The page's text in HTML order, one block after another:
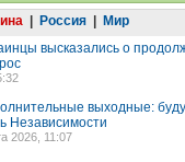
Россия
Мир
высказались о
выходные:
Независимости
2026, 11:07